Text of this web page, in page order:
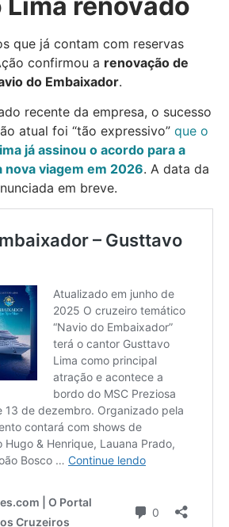
que já contam com reservas
confirmou a renovação de
do Embaixador.
recente da empresa, o sucesso
atual foi “tão expressivo” que o
já assinou o acordo para a
nova viagem em 2026. A data da
em breve.